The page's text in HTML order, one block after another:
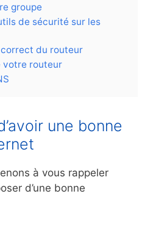
groupe
de sécurité sur les
du routeur
votre routeur
une bonne
à vous rappeler
d’une bonne